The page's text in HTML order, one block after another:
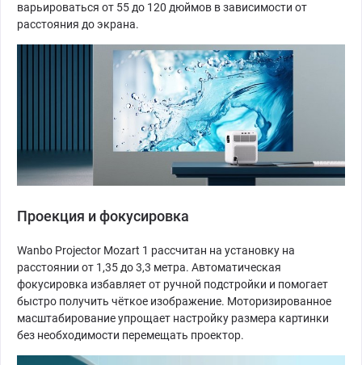
варьироваться от 55 до 120 дюймов в зависимости от
расстояния до экрана.
Проекция и фокусировка
Wanbo Projector Mozart 1 рассчитан на установку на
расстоянии от 1,35 до 3,3 метра. Автоматическая
фокусировка избавляет от ручной подстройки и помогает
быстро получить чёткое изображение. Моторизированное
масштабирование упрощает настройку размера картинки
без необходимости перемещать проектор.